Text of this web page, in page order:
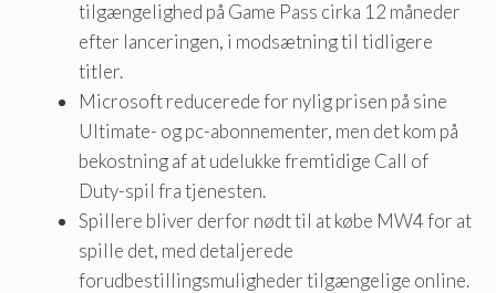
tilgængelighed på Game Pass cirka 12 måneder
efter lanceringen, i modsætning til tidligere
titler.
Microsoft reducerede for nylig prisen på sine
Ultimate- og pc-abonnementer, men det kom på
bekostning af at udelukke fremtidige Call of
Duty-spil fra tjenesten.
Spillere bliver derfor nødt til at købe MW4 for at
spille det, med detaljerede
forudbestillingsmuligheder tilgængelige online.